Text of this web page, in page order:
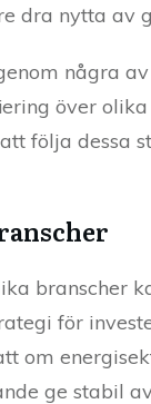
dra nytta av
några
över
följa
branscher
för
om
ge stabil